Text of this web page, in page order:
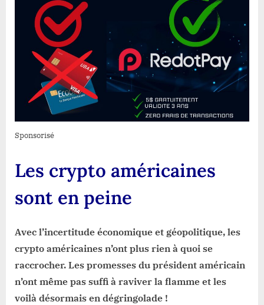
Sponsorisé
Les crypto américaines
sont en peine
Avec l’incertitude économique et géopolitique, les
crypto américaines n’ont plus rien à quoi se
raccrocher. Les promesses du président américain
n’ont même pas suffi à raviver la flamme et les
voilà désormais en dégringolade !